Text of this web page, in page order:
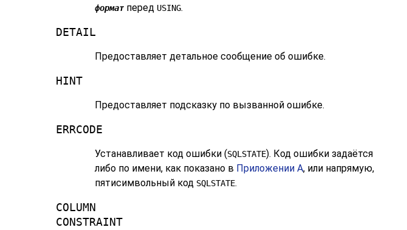
формат перед USING.
DETAIL
Предоставляет детальное сообщение об ошибке.
HINT
Предоставляет подсказку по вызванной ошибке.
ERRCODE
Устанавливает код ошибки (SQLSTATE). Код ошибки задаётся
либо по имени, как показано в Приложении A, или напрямую,
пятисимвольный код SQLSTATE.
COLUMN
CONSTRAINT